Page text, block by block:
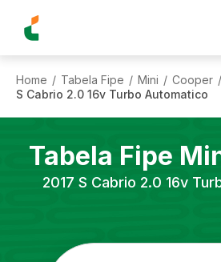
Home / Tabela Fipe / Mini / Cooper /
S Cabrio 2.0 16v Turbo Automatico
Tabela Fipe
2017 S Cabrio 2.0 16v